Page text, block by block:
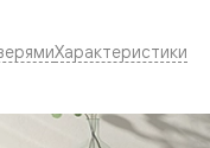
Характеристики